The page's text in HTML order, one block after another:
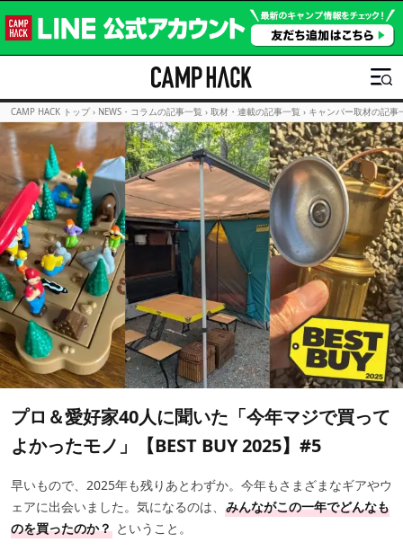
CAMP HACK トップ › NEWS・コラムの記事一覧 › 取材・連載の記事一覧 › キャンパー取材の記事
プロ＆愛好家40人に聞いた「今年マジで買って
よかったモノ」【BEST BUY 2025】#5
早いもので、2025年も残りあとわずか。今年もさまざまなギアやウ
ェアに出会いました。気になるのは、 みんながこの一年でどんなも
のを買ったのか？ ということ。